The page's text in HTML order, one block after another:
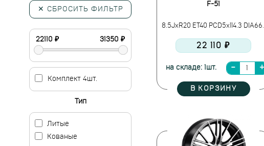
F-51
8.5JxR20 ET40 PCD5x114.3 DIA66.1
22 110 ₽
на складе: 1шт.
В КОРЗИНУ
✕ СБРОСИТЬ ФИЛЬТР
Комплект 4шт.
Тип
Литые
Кованые